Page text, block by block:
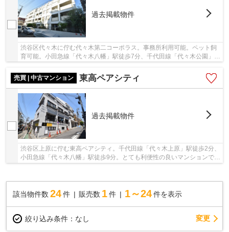
過去掲載物件
渋谷区代々木に佇む代々木第二コーポラス。事務所利用可能。ペット飼
育可能。小田急線「代々木八幡」駅徒歩7分、千代田線「代々木公園」駅
売買 | 中古マンション
東高ペアシティ
過去掲載物件
渋谷区上原に佇む東高ペアシティ。千代田線「代々木上原」駅徒歩2分、
小田急線「代々木八幡」駅徒歩9分。とても利便性の良いマンションで
該当物件数 24件 販売数 1 件 1～24 件を表示
絞り込み条件： なし 変更